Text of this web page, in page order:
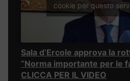
cookie per questo
Sala d’Ercole approva la
“Norma importante per le
CLICCA PER IL VIDEO